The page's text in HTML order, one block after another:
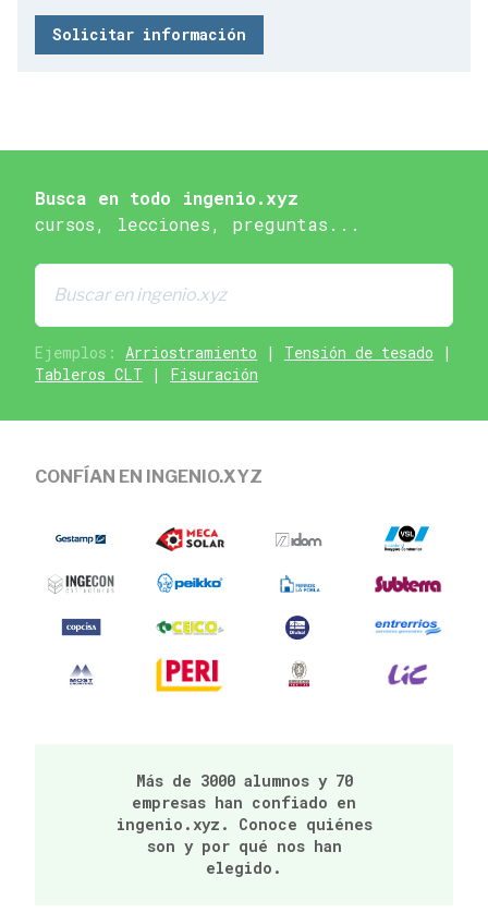
Solicitar información
Busca en todo ingenio.xyz
cursos, lecciones, preguntas...
Ejemplos: Arriostramiento | Tensión de tesado |
Tableros CLT | Fisuración
CONFÍAN EN INGENIO.XYZ
Más de 3000 alumnos y 70
empresas han confiado en
ingenio.xyz. Conoce quiénes
son y por qué nos han
elegido.